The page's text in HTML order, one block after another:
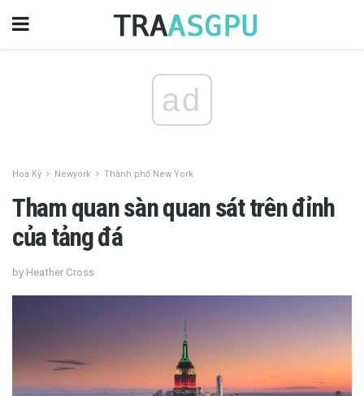
ad
Hoa Kỳ Newyork Thành phố New York
Tham quan sàn quan sát trên đỉnh
của tảng đá
by Heather Cross